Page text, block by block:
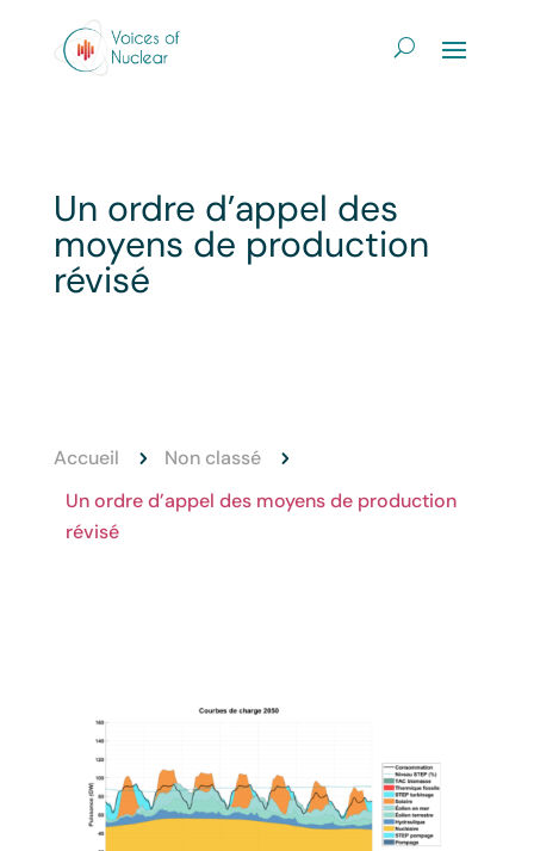
Un ordre d’appel des
moyens de production
révisé
Accueil 5 Non classé 5
Un ordre d’appel des moyens de production
révisé